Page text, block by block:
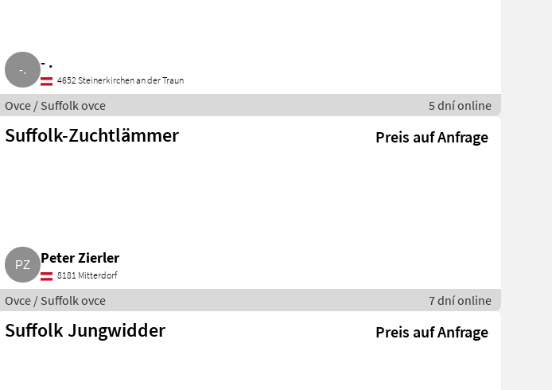
- .
4652 Steinerkirchen an der Traun
Ovce / Suffolk ovce 5 dní online
Suffolk-Zuchtlämmer Preis auf Anfrage
Peter Zierler
8181 Mitterdorf
Ovce / Suffolk ovce 7 dní online
Suffolk Jungwidder Preis auf Anfrage